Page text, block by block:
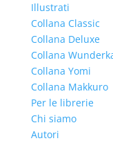
Illustrati
Collana Classic
Collana Deluxe
Collana
Collana Yomi
Collana Makkuro
Per le librerie
Chi siamo
Autori